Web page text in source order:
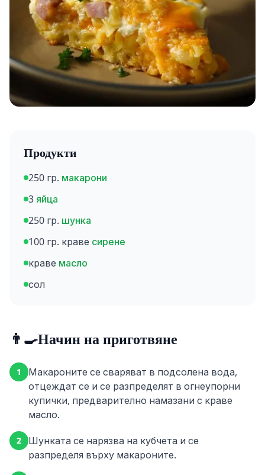
Продукти
250 гр. макарони
3яйца
250 гр. шунка
100 гр. краве сирене
краве масло
сол
👨‍🍳Начин на приготвяне
1
Макароните се сваряват в подсолена вода,
отцеждат се и се разпределят в огнеупорни
купички, предварително намазани с краве
масло.
2
Шунката се нарязва на кубчета и се
разпределя върху макароните.